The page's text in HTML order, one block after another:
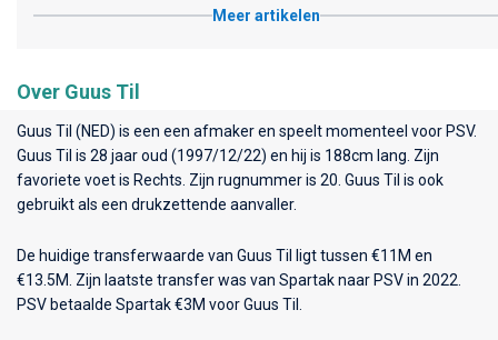
Meer artikelen
Over Guus Til
Guus Til (NED) is een een afmaker en speelt momenteel voor PSV.
Guus Til is 28 jaar oud (1997/12/22) en hij is 188cm lang. Zijn
favoriete voet is Rechts. Zijn rugnummer is 20. Guus Til is ook
gebruikt als een drukzettende aanvaller.
De huidige transferwaarde van Guus Til ligt tussen €11M en
€13.5M. Zijn laatste transfer was van Spartak naar PSV in 2022.
PSV betaalde Spartak €3M voor Guus Til.